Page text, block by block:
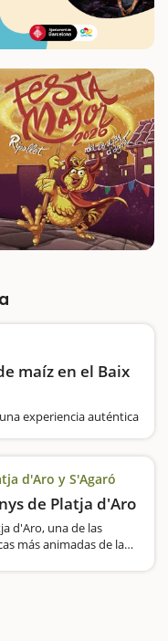
maíz en el Baix
experiencia auténtica
está garantizada.
d'Aro y S'Agaró
de Platja d'Aro
d'Aro, una de las
más animadas de la